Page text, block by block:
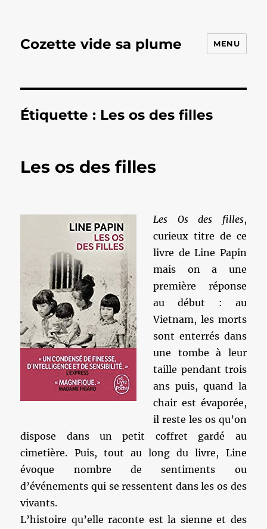
Cozette vide sa plume MENU
Étiquette : Les os des filles
Les os des filles
Les Os des filles,
curieux titre de ce
livre de Line Papin
mais on a une
première réponse
au début : au
Vietnam, les morts
sont enterrés dans
une tombe à leur
taille pendant trois
ans puis, quand la
chair est évaporée,
il reste les os qu’on
dispose dans un petit coffret gardé au
cimetière. Puis, tout au long du livre, Line
évoque nombre de sentiments ou
d’événements qui se ressentent dans les os des
vivants.
L’histoire qu’elle raconte est la sienne et des